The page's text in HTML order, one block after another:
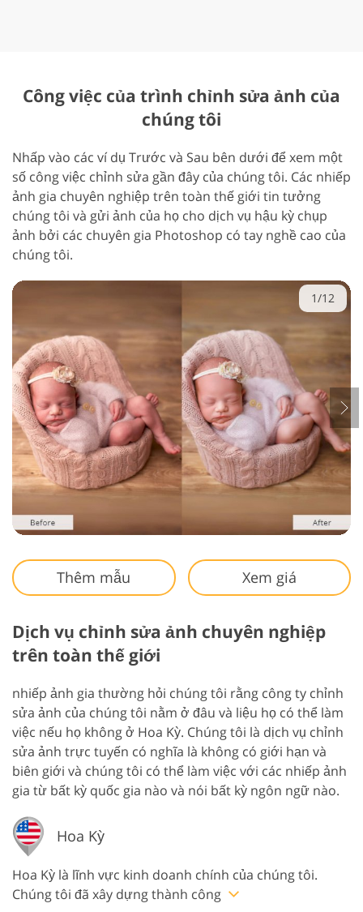
Công việc của trình chỉnh sửa ảnh của
chúng tôi
Nhấp vào các ví dụ Trước và Sau bên dưới để xem một
số công việc chỉnh sửa gần đây của chúng tôi. Các nhiếp
ảnh gia chuyên nghiệp trên toàn thế giới tin tưởng
chúng tôi và gửi ảnh của họ cho dịch vụ hậu kỳ chụp
ảnh bởi các chuyên gia Photoshop có tay nghề cao của
chúng tôi.
1/12
Thêm mẫu Xem giá
Dịch vụ chỉnh sửa ảnh chuyên nghiệp
trên toàn thế giới
nhiếp ảnh gia thường hỏi chúng tôi rằng công ty chỉnh
sửa ảnh của chúng tôi nằm ở đâu và liệu họ có thể làm
việc nếu họ không ở Hoa Kỳ. Chúng tôi là dịch vụ chỉnh
sửa ảnh trực tuyến có nghĩa là không có giới hạn và
biên giới và chúng tôi có thể làm việc với các nhiếp ảnh
gia từ bất kỳ quốc gia nào và nói bất kỳ ngôn ngữ nào.
Hoa Kỳ
Hoa Kỳ là lĩnh vực kinh doanh chính của chúng tôi.
Chúng tôi đã xây dựng thành công